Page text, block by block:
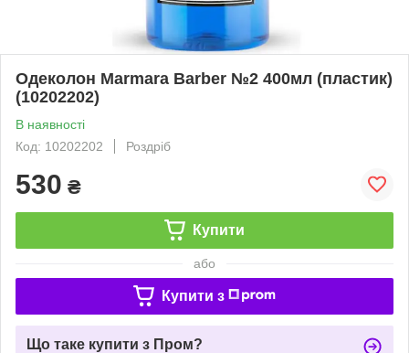
Одеколон Marmara Barber №2 400мл (пластик)
(10202202)
В наявності
Код: 10202202
Роздріб
530 ₴
Купити
або
Купити з
Що таке купити з Пром?